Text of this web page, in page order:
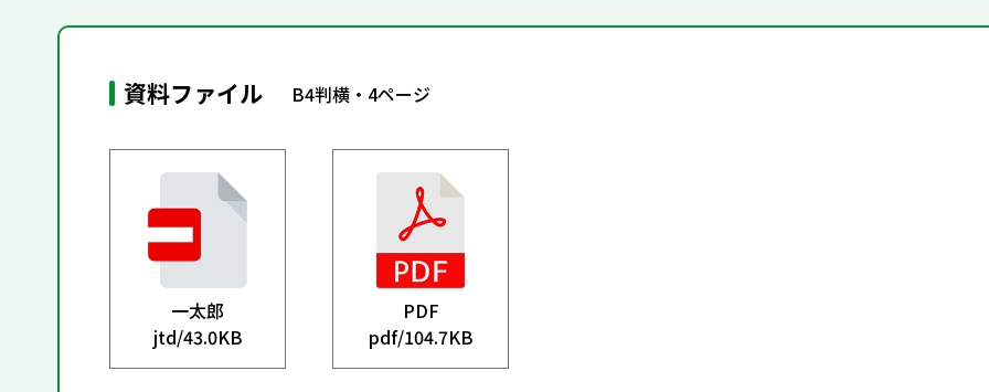
資料ファイル B4判横・4ページ
一太郎
jtd/43.0KB
PDF
pdf/104.7KB